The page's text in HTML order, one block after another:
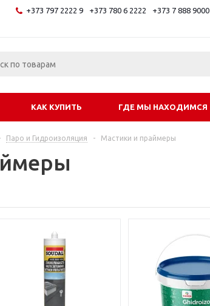
+373 797 2222 9 +373 780 6 2222 +373 7 888 9000
КАК КУПИТЬ ГДЕ МЫ НАХОДИМСЯ
Паро и Гидроизоляция - Мастики и праймеры